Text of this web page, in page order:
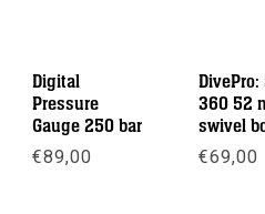
Digital
Pressure
Gauge 250 bar
€89,00
DivePro:
360 52
swivel
€69,00